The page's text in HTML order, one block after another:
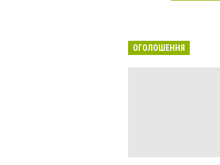
ОГОЛОШЕННЯ